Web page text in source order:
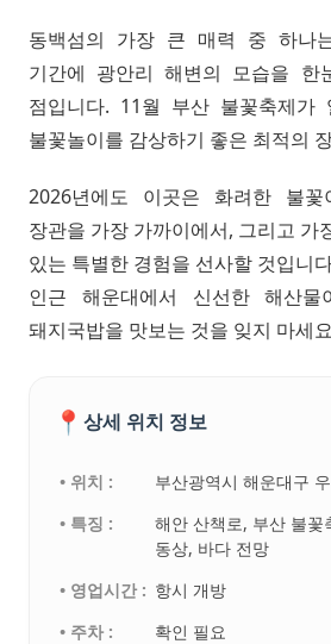
동백섬의 가장 큰 매력 중 하나
기간에 광안리 해변의 모습을 한
점입니다. 11월 부산 불꽃축제가
불꽃놀이를 감상하기 좋은 최적의
2026년에도 이곳은 화려한 불
장관을 가장 가까이에서, 그리고 가
있는 특별한 경험을 선사할 것입니
인근 해운대에서 신선한 해산물
돼지국밥을 맛보는 것을 잊지 마세
📍 상세 위치 정보
• 위치 : 부산광역시 해운대구
• 특징 :
해안 산책로, 부산 불꽃
동상, 바다 전망
• 영업시간 : 항시 개방
• 주차 :
확인 필요